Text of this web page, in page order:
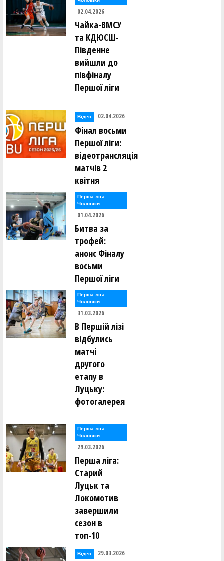
02.04.2026
Чайка-ВМСУ
та КДЮСШ-
Південне
вийшли до
півфіналу
Першої ліги
Відео 02.04.2026
Фінал восьми
Першої ліги:
відеотрансляція
матчів 2
квітня
Перша лiга –
Чоловiки
01.04.2026
Битва за
трофей:
анонс Фіналу
восьми
Першої ліги
Перша лiга –
Чоловiки
31.03.2026
В Першій лізі
відбулись
матчі
другого
етапу в
Луцьку:
фотогалерея
Перша лiга –
Чоловiки
29.03.2026
Перша ліга:
Старий
Луцьк та
Локомотив
завершили
сезон в
топ-10
Відео 29.03.2026